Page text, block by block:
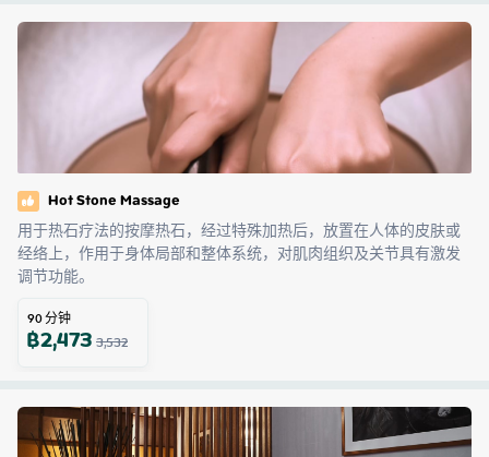
Hot Stone Massage
用于热石疗法的按摩热石，经过特殊加热后，放置在人体的皮肤或
经络上，作用于身体局部和整体系统，对肌肉组织及关节具有激发
调节功能。
90分钟
฿2,4733,532